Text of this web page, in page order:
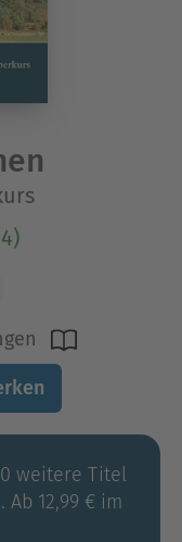
weitere Titel
12,99 € im